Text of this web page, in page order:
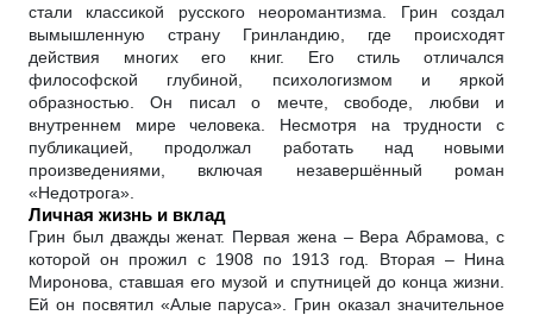
стали классикой русского неоромантизма. Грин создал
вымышленную страну Гринландию, где происходят
действия многих его книг. Его стиль отличался
философской глубиной, психологизмом и яркой
образностью. Он писал о мечте, свободе, любви и
внутреннем мире человека. Несмотря на трудности с
публикацией, продолжал работать над новыми
произведениями, включая незавершённый роман
«Недотрога».
Личная жизнь и вклад
Грин был дважды женат. Первая жена – Вера Абрамова, с
которой он прожил с 1908 по 1913 год. Вторая – Нина
Миронова, ставшая его музой и спутницей до конца жизни.
Ей он посвятил «Алые паруса». Грин оказал значительное